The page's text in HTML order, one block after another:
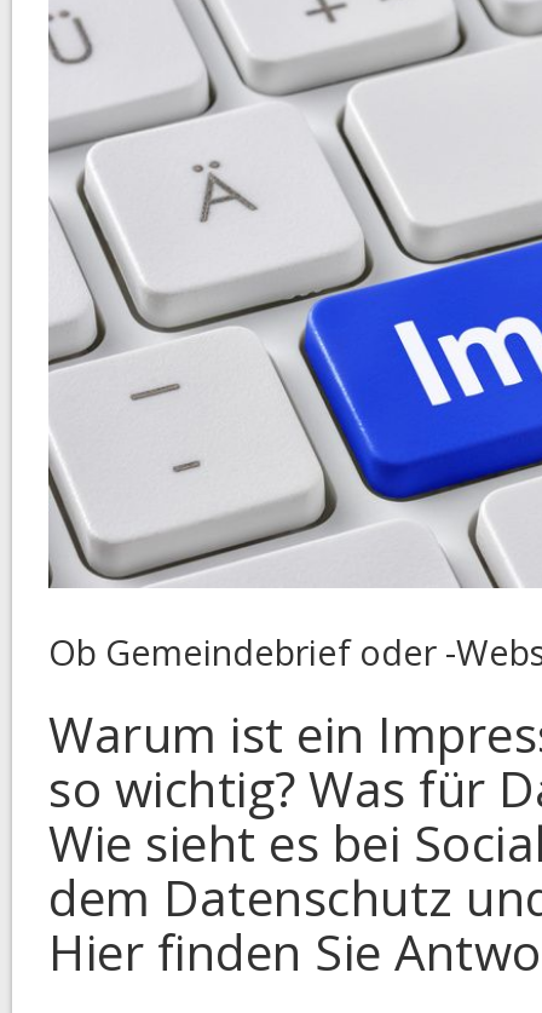
Ob Gemeindebrief oder -
Warum ist ein
so wichtig? Was für
Wie sieht es bei
dem Datenschutz
Hier finden Sie